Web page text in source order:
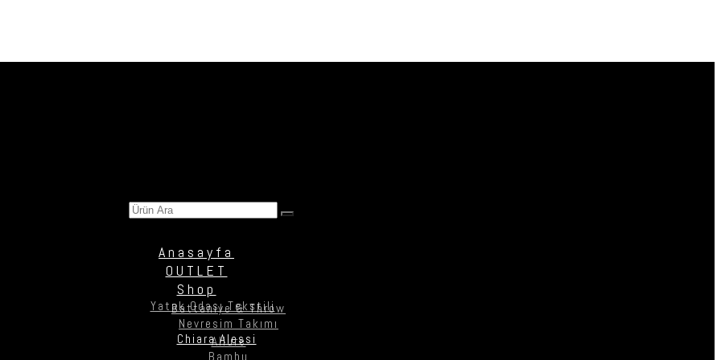
Anasayfa
OUTLET
Shop
Yatak Odası Tekstili
Battaniye & Throw
Nevresim Takımı
Chiara Alessi
Allure
Bambu